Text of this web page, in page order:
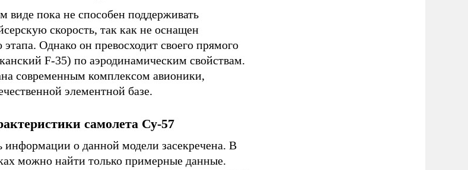
виде пока не способен поддерживать
скорость, так как не оснащен
этапа. Однако он превосходит своего прямого
F-35) по аэродинамическим свойствам.
современным комплексом авионики,
элементной базе.
самолета Су-57
информации о данной модели засекречена. В
можно найти только примерные данные.